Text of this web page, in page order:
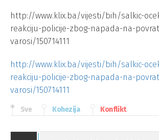
http://www.klix.ba/vijesti/bih/salkic-
reakciju-policije-zbog-napada-na-
varosi/150714111
http://www.klix.ba/vijesti/bih/salkic-
reakciju-policije-zbog-napada-na-
varosi/150714111
Sve Kohezija Konflikt